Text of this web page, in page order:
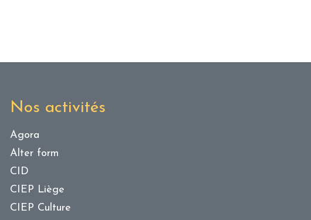
Nos activités
Agora
Alter form
CID
CIEP Liège
CIEP Culture